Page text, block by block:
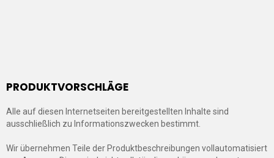
PRODUKTVORSCHLÄGE
Alle auf diesen Internetseiten bereitgestellten Inhalte sind
ausschließlich zu Informationszwecken bestimmt.
Wir übernehmen Teile der Produktbeschreibungen vollautomatisiert